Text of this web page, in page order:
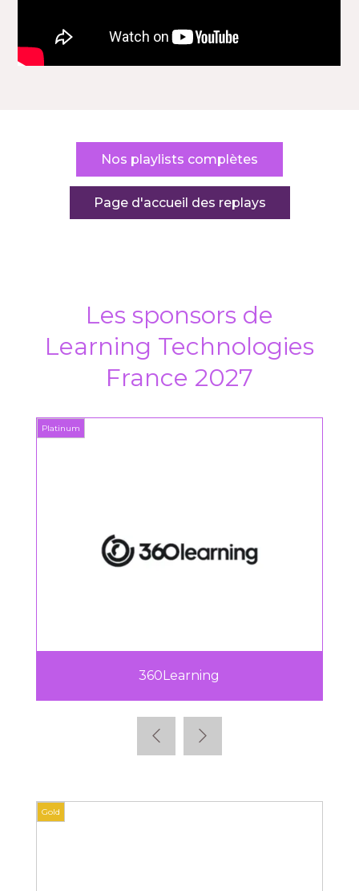
Nos playlists complètes
Page d'accueil des replays
Les sponsors de
Learning Technologies
France 2027
Platinum
360Learning
Gold